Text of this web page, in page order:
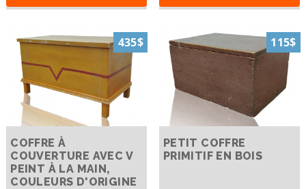
435$
COFFRE À
COUVERTURE AVEC V
PEINT À LA MAIN,
COULEURS D'ORIGINE
115$
PETIT COFFRE
PRIMITIF EN BOIS